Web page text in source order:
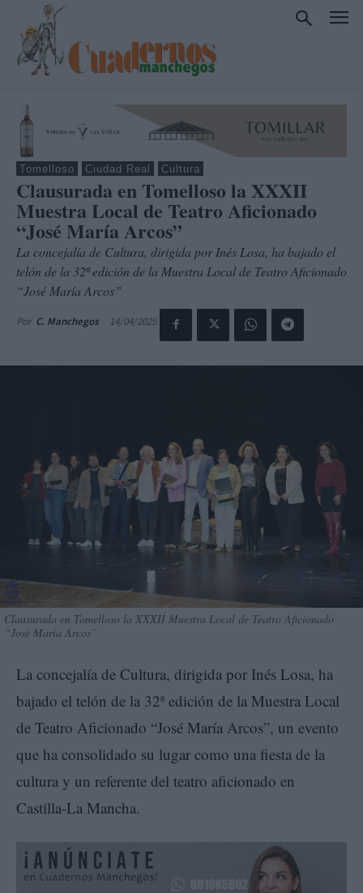
Tomelloso Ciudad Real Cultura
Clausurada en Tomelloso la XXXII
Muestra Local de Teatro Aficionado
“José María Arcos”
La concejalía de Cultura, dirigida por Inés Losa, ha bajado el
telón de la 32ª edición de la Muestra Local de Teatro Aficionado
“José María Arcos”
Por C. Manchegos 14/04/2025
Clausurada en Tomelloso la XXXII Muestra Local de Teatro Aficionado
“José María Arcos”
La concejalía de Cultura, dirigida por Inés Losa, ha
bajado el telón de la 32ª edición de la Muestra Local
de Teatro Aficionado “José María Arcos”, un evento
que ha consolidado su lugar como una fiesta de la
cultura y un referente del teatro aficionado en
Castilla-La Mancha.